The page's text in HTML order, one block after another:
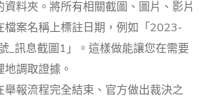
資料夾。將所有相關截圖、圖片、影片
檔案名稱上標註日期，例如「2023-
_訊息截圖1」。這樣做能讓您在需要
調取證據。
舉報流程完全結束、官方做出裁決之